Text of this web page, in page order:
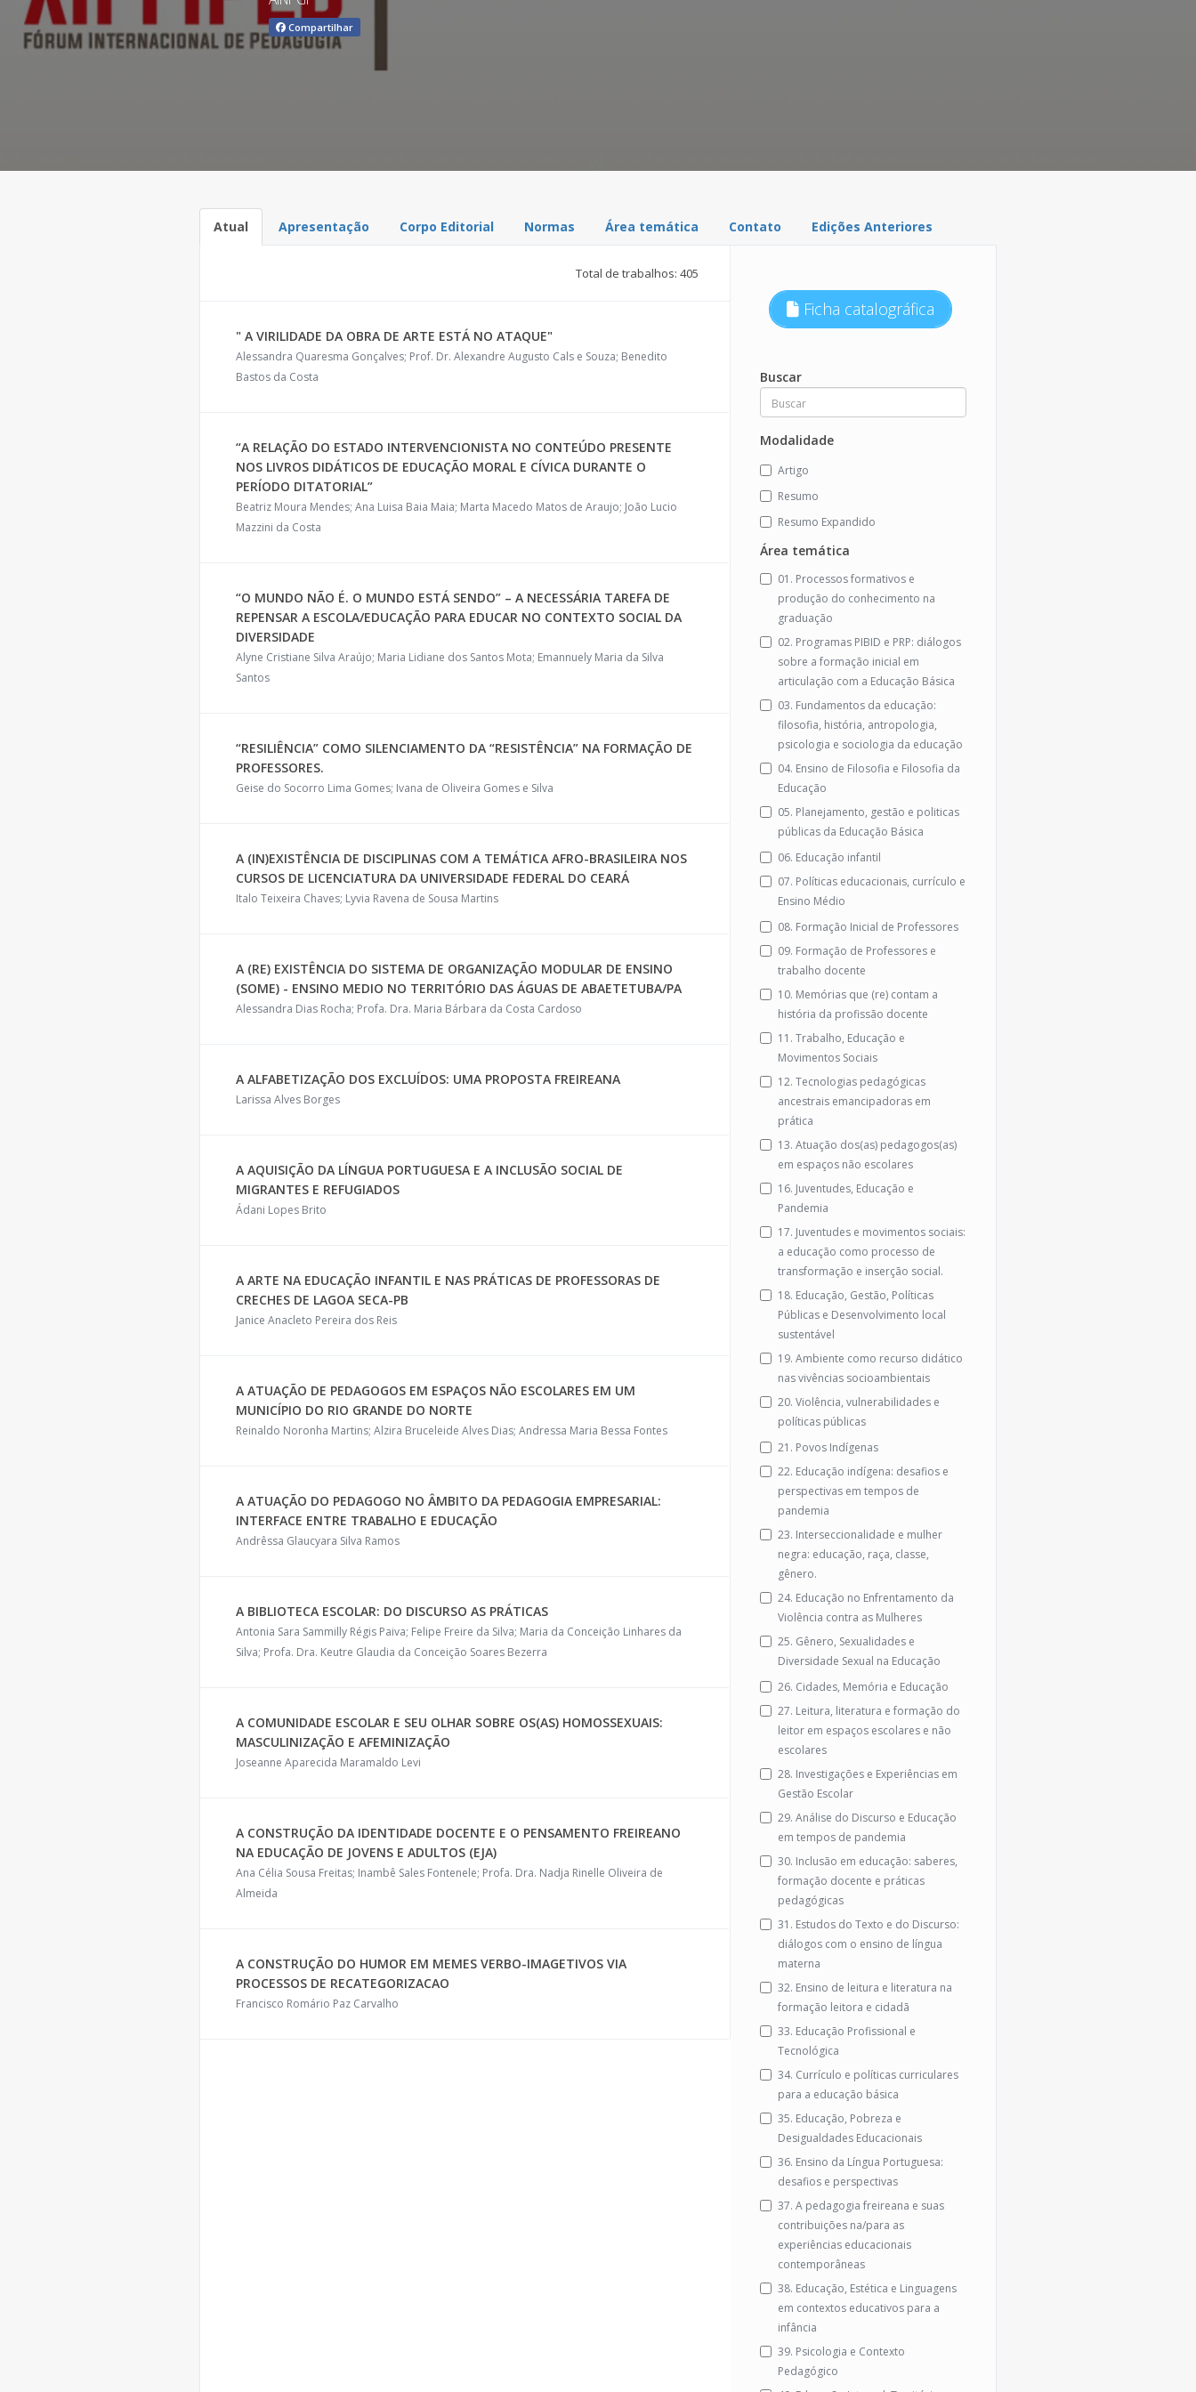
Compartilhar
Atual Apresentação Corpo Editorial Normas Área temática Contato Edições Anteriores
Total de trabalhos: 405
" A VIRILIDADE DA OBRA DE ARTE ESTÁ NO ATAQUE"
Alessandra Quaresma Gonçalves; Prof. Dr. Alexandre Augusto Cals e Souza; Benedito
Bastos da Costa
“A RELAÇÃO DO ESTADO INTERVENCIONISTA NO CONTEÚDO PRESENTE
NOS LIVROS DIDÁTICOS DE EDUCAÇÃO MORAL E CÍVICA DURANTE O
PERÍODO DITATORIAL”
Beatriz Moura Mendes; Ana Luisa Baia Maia; Marta Macedo Matos de Araujo; João Lucio
Mazzini da Costa
“O MUNDO NÃO É. O MUNDO ESTÁ SENDO” – A NECESSÁRIA TAREFA DE
REPENSAR A ESCOLA/EDUCAÇÃO PARA EDUCAR NO CONTEXTO SOCIAL DA
DIVERSIDADE
Alyne Cristiane Silva Araújo; Maria Lidiane dos Santos Mota; Emannuely Maria da Silva
Santos
“RESILIÊNCIA” COMO SILENCIAMENTO DA “RESISTÊNCIA” NA FORMAÇÃO DE
PROFESSORES.
Geise do Socorro Lima Gomes; Ivana de Oliveira Gomes e Silva
A (IN)EXISTÊNCIA DE DISCIPLINAS COM A TEMÁTICA AFRO-BRASILEIRA NOS
CURSOS DE LICENCIATURA DA UNIVERSIDADE FEDERAL DO CEARÁ
Italo Teixeira Chaves; Lyvia Ravena de Sousa Martins
A (RE) EXISTÊNCIA DO SISTEMA DE ORGANIZAÇÃO MODULAR DE ENSINO
(SOME) - ENSINO MEDIO NO TERRITÓRIO DAS ÁGUAS DE ABAETETUBA/PA
Alessandra Dias Rocha; Profa. Dra. Maria Bárbara da Costa Cardoso
A ALFABETIZAÇÃO DOS EXCLUÍDOS: UMA PROPOSTA FREIREANA
Larissa Alves Borges
A AQUISIÇÃO DA LÍNGUA PORTUGUESA E A INCLUSÃO SOCIAL DE
MIGRANTES E REFUGIADOS
Ádani Lopes Brito
A ARTE NA EDUCAÇÃO INFANTIL E NAS PRÁTICAS DE PROFESSORAS DE
CRECHES DE LAGOA SECA-PB
Janice Anacleto Pereira dos Reis
A ATUAÇÃO DE PEDAGOGOS EM ESPAÇOS NÃO ESCOLARES EM UM
MUNICÍPIO DO RIO GRANDE DO NORTE
Reinaldo Noronha Martins; Alzira Bruceleide Alves Dias; Andressa Maria Bessa Fontes
A ATUAÇÃO DO PEDAGOGO NO ÂMBITO DA PEDAGOGIA EMPRESARIAL:
INTERFACE ENTRE TRABALHO E EDUCAÇÃO
Andrêssa Glaucyara Silva Ramos
A BIBLIOTECA ESCOLAR: DO DISCURSO AS PRÁTICAS
Antonia Sara Sammilly Régis Paiva; Felipe Freire da Silva; Maria da Conceição Linhares da
Silva; Profa. Dra. Keutre Glaudia da Conceição Soares Bezerra
A COMUNIDADE ESCOLAR E SEU OLHAR SOBRE OS(AS) HOMOSSEXUAIS:
MASCULINIZAÇÃO E AFEMINIZAÇÃO
Joseanne Aparecida Maramaldo Levi
A CONSTRUÇÃO DA IDENTIDADE DOCENTE E O PENSAMENTO FREIREANO
NA EDUCAÇÃO DE JOVENS E ADULTOS (EJA)
Ana Célia Sousa Freitas; Inambê Sales Fontenele; Profa. Dra. Nadja Rinelle Oliveira de
Almeida
A CONSTRUÇÃO DO HUMOR EM MEMES VERBO-IMAGETIVOS VIA
PROCESSOS DE RECATEGORIZACAO
Francisco Romário Paz Carvalho
Ficha catalográfica
Buscar
Modalidade
Artigo
Resumo
Resumo Expandido
Área temática
01. Processos formativos e
produção do conhecimento na
graduação
02. Programas PIBID e PRP: diálogos
sobre a formação inicial em
articulação com a Educação Básica
03. Fundamentos da educação:
filosofia, história, antropologia,
psicologia e sociologia da educação
04. Ensino de Filosofia e Filosofia da
Educação
05. Planejamento, gestão e politicas
públicas da Educação Básica
06. Educação infantil
07. Políticas educacionais, currículo e
Ensino Médio
08. Formação Inicial de Professores
09. Formação de Professores e
trabalho docente
10. Memórias que (re) contam a
história da profissão docente
11. Trabalho, Educação e
Movimentos Sociais
12. Tecnologias pedagógicas
ancestrais emancipadoras em
prática
13. Atuação dos(as) pedagogos(as)
em espaços não escolares
16. Juventudes, Educação e
Pandemia
17. Juventudes e movimentos sociais:
a educação como processo de
transformação e inserção social.
18. Educação, Gestão, Políticas
Públicas e Desenvolvimento local
sustentável
19. Ambiente como recurso didático
nas vivências socioambientais
20. Violência, vulnerabilidades e
políticas públicas
21. Povos Indígenas
22. Educação indígena: desafios e
perspectivas em tempos de
pandemia
23. Interseccionalidade e mulher
negra: educação, raça, classe,
gênero.
24. Educação no Enfrentamento da
Violência contra as Mulheres
25. Gênero, Sexualidades e
Diversidade Sexual na Educação
26. Cidades, Memória e Educação
27. Leitura, literatura e formação do
leitor em espaços escolares e não
escolares
28. Investigações e Experiências em
Gestão Escolar
29. Análise do Discurso e Educação
em tempos de pandemia
30. Inclusão em educação: saberes,
formação docente e práticas
pedagógicas
31. Estudos do Texto e do Discurso:
diálogos com o ensino de língua
materna
32. Ensino de leitura e literatura na
formação leitora e cidadã
33. Educação Profissional e
Tecnológica
34. Currículo e políticas curriculares
para a educação básica
35. Educação, Pobreza e
Desigualdades Educacionais
36. Ensino da Língua Portuguesa:
desafios e perspectivas
37. A pedagogia freireana e suas
contribuições na/para as
experiências educacionais
contemporâneas
38. Educação, Estética e Linguagens
em contextos educativos para a
infância
39. Psicologia e Contexto
Pedagógico